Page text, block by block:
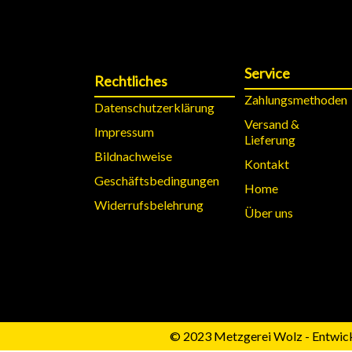
Rechtliches
Datenschutzerklärung
Impressum
Bildnachweise
Geschäftsbedingungen
Widerrufsbelehrung
Service
Zahlungsmethoden
Versand &
Lieferung
Kontakt
Home
Über uns
© 2023 Metzgerei Wolz -